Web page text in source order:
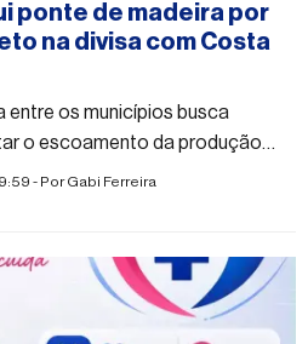
ponte de madeira por
na divisa com Costa
entre os municípios busca
o escoamento da produção
- PorGabi Ferreira